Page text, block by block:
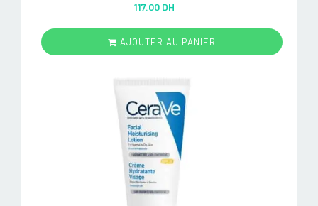
out of 5
117.00 DH
AJOUTER AU PANIER